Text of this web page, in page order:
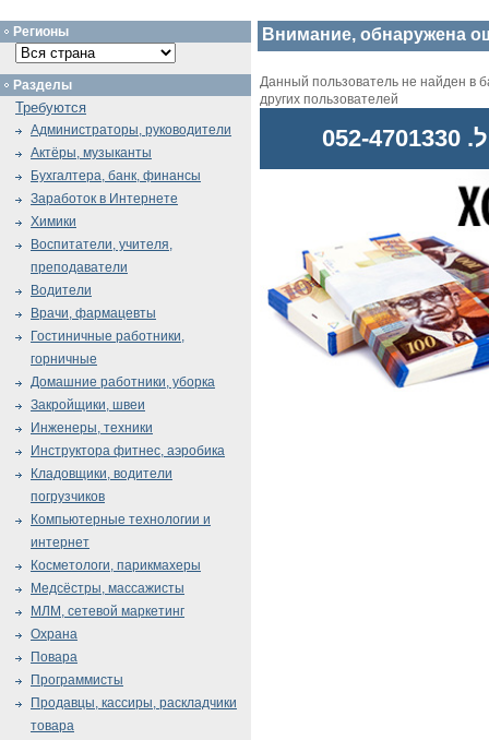
Внимание, обнаружена
Данный пользователь не найден в
других пользователей
Регионы
Разделы
Требуются
Администраторы, руководители
Актёры, музыканты
Бухгалтера, банк, финансы
Заработок в Интернете
Химики
Воспитатели, учителя,
преподаватели
Водители
Врачи, фармацевты
Гостиничные работники,
горничные
Домашние работники, уборка
Закройщики, швеи
Инженеры, техники
Инструктора фитнес, аэробика
Кладовщики, водители
погрузчиков
Компьютерные технологии и
интернет
Косметологи, парикмахеры
Медсёстры, массажисты
МЛМ, сетевой маркетинг
Охрана
Повара
Программисты
Продавцы, кассиры, раскладчики
товара